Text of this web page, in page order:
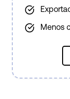
Menos